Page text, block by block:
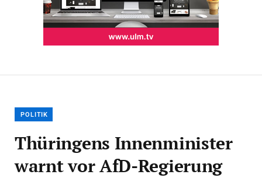
POLITIK
Thüringens Innenminister
warnt vor AfD-Regierung